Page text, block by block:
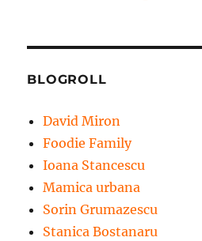
BLOGROLL
David Miron
Foodie Family
Ioana Stancescu
Mamica urbana
Sorin Grumazescu
Stanica Bostanaru